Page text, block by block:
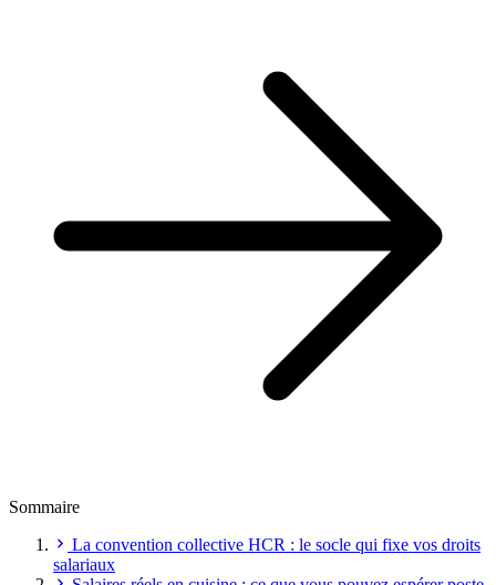
Sommaire
La convention collective HCR : le socle qui fixe vos droits
salariaux